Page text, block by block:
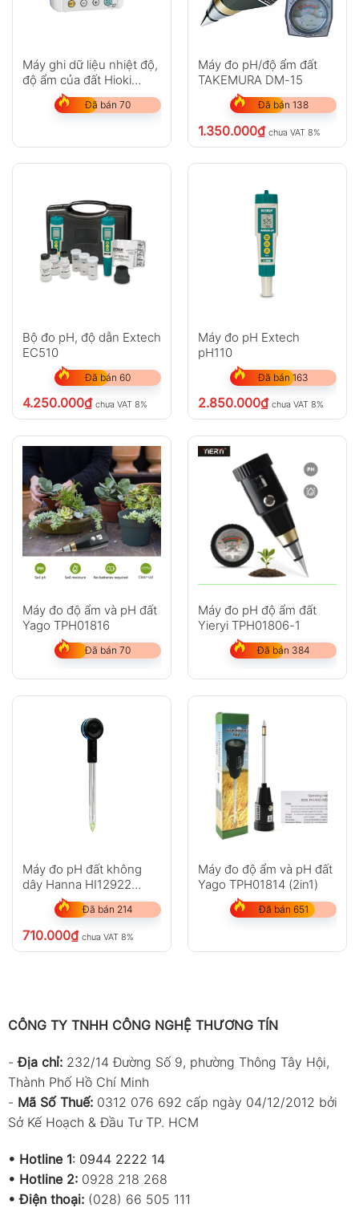
Máy ghi dữ liệu nhiệt độ,
độ ẩm của đất Hioki
LR5001
Đã bán 70
Máy đo pH/độ ẩm đất
TAKEMURA DM-15
Đã bán 138
1.350.000₫ chưa VAT 8%
Bộ đo pH, độ dẫn Extech
EC510
Đã bán 60
4.250.000₫ chưa VAT 8%
Máy đo pH Extech
pH110
Đã bán 163
2.850.000₫ chưa VAT 8%
Máy đo độ ẩm và pH đất
Yago TPH01816
Đã bán 70
Máy đo pH độ ẩm đất
Yieryi TPH01806-1
Đã bán 384
Máy đo pH đất không
dây Hanna HI12922
HALO®
Đã bán 214
710.000₫ chưa VAT 8%
Máy đo độ ẩm và pH đất
Yago TPH01814 (2in1)
Đã bán 651
CÔNG TY TNHH CÔNG NGHỆ THƯƠNG TÍN
-Địa chỉ: 232/14 Đường Số 9, phường Thông Tây Hội,
Thành Phố Hồ Chí Minh
- Mã Số Thuế: 0312 076 692 cấp ngày 04/12/2012 bởi
Sở Kế Hoạch & Đầu Tư TP. HCM
• Hotline 1: 0944 2222 14
• Hotline 2: 0928 218 268
• Điện thoại: (028) 66 505 111